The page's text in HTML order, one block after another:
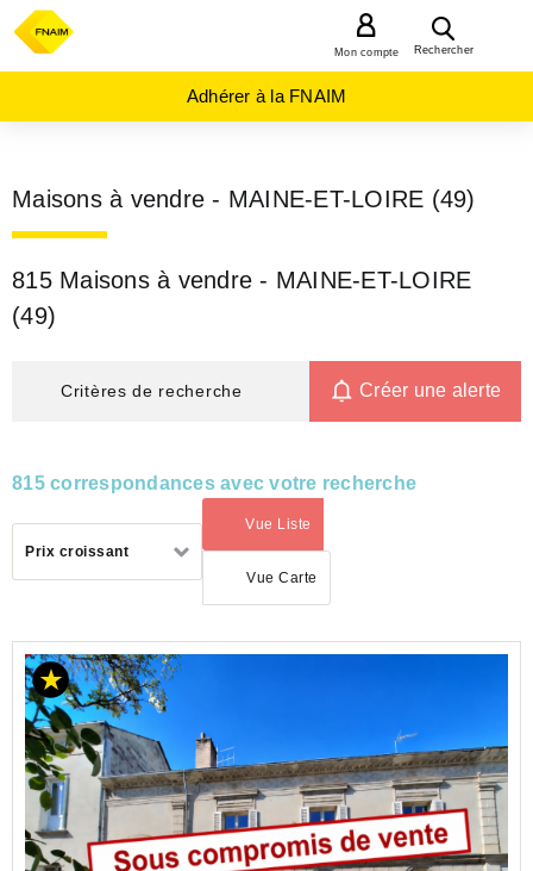
Rechercher
Mon compte
Adhérer à la FNAIM
Maisons à vendre - MAINE-ET-LOIRE (49)
815 Maisons à vendre - MAINE-ET-LOIRE
(49)
Critères de recherche Créer une alerte
815 correspondances avec votre recherche
Prix croissant
Vue Liste
(activé)
Vue Carte
ACHAT
MAISON
PAYS-
DE-
LA-
LOIRE
MAINE-
LOIRE
(49)